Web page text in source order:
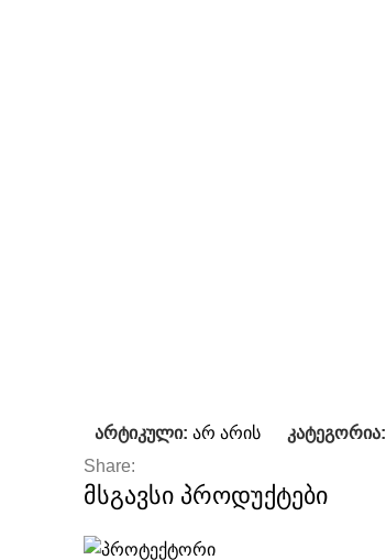
არტიკული: არ არის კატეგორია:
Share:
მსგავსი პროდუქტები